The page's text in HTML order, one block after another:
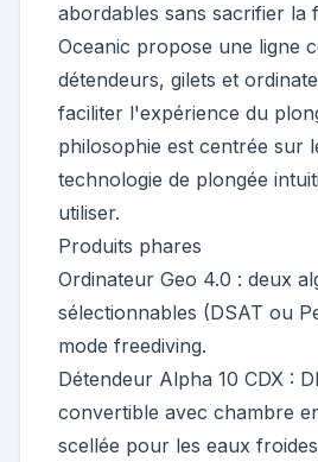
abordables sans sacrifier la
Oceanic propose une ligne
détendeurs, gilets et
faciliter l'expérience du
philosophie est centrée sur
technologie de plongée
utiliser.
Produits phares
Ordinateur Geo 4.0 : deux
sélectionnables (DSAT ou
mode freediving.
Détendeur Alpha 10 CDX :
convertible avec chambre
scellée pour les eaux